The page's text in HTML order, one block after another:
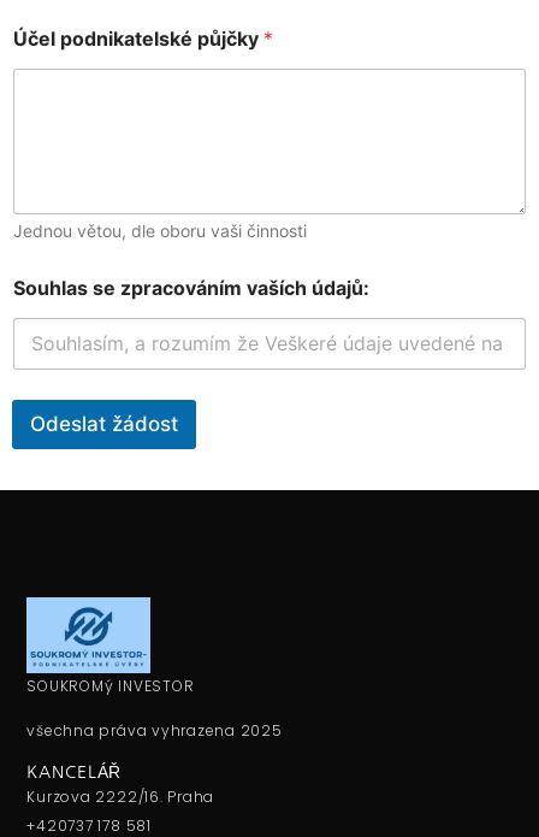
R
o
d
m
í
Ú
e
Účel podnikatelské půjčky *
Jednou větou, dle oboru vaši činnosti
Souhlas se zpracováním vaších údajů:
Odeslat žádost
SOUKROMý INVESTOR
všechna práva vyhrazena 2025
KANCELÁŘ
Kurzova 2222/16. Praha
+420737 178 581